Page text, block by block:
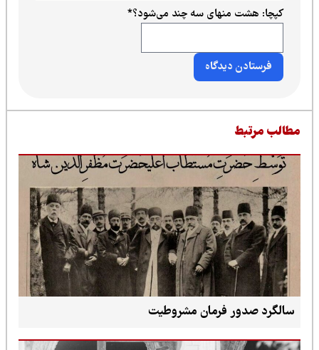
کپچا: هشت منهای سه چند می‌شود؟*
مرتبط
سالگرد صدور فرمان مشروطیت